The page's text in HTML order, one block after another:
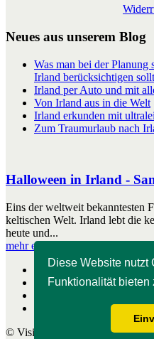
Diese Website nutzt
Funktionalität bieten
Neues aus unserem Blog
Was man bei der Planung
Irland berücksichtigen
Irland per Auto und mit
Von Irland aus in die Welt
Irland erkunden mit
Zum Traumurlaub nach
Halloween in Irland -
Eins der weltweit bekanntesten
keltischen Welt. Irland lebt die
heute und...
mehr erfahren
Start
Impressum
Nutzungshinweise
© Visitirland.de - online seit